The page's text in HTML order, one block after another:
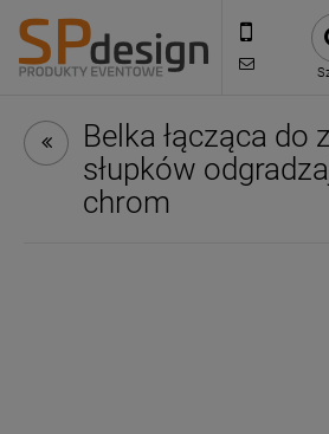
Belka łącząca do
słupków
chrom